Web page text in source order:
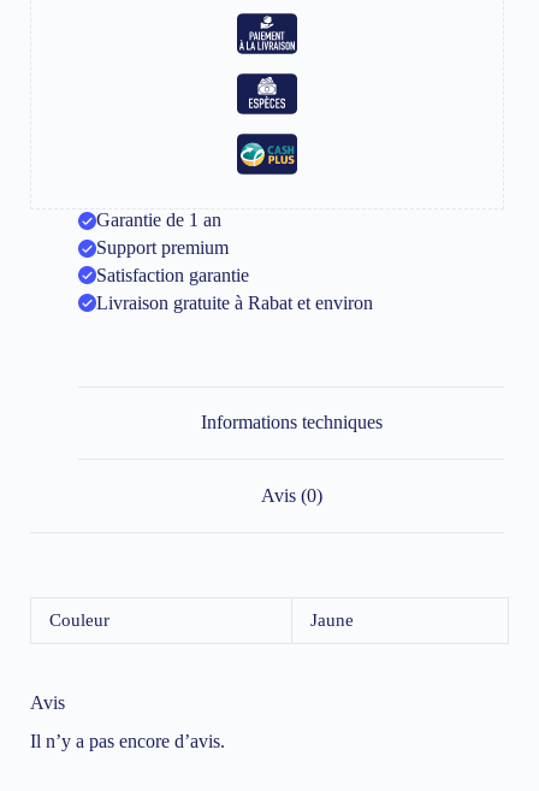
Garantie de 1 an
Support premium
Satisfaction garantie
Livraison gratuite à Rabat et environ
Informations techniques
Avis (0)
Couleur Jaune
Avis
Il n’y a pas encore d’avis.